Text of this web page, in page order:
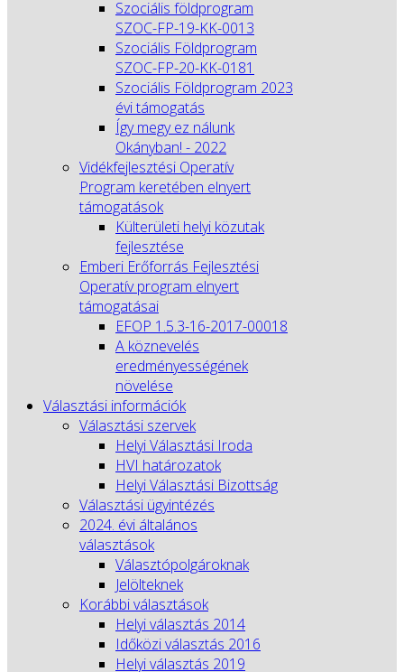
Szociális földprogram
SZOC-FP-19-KK-0013
Szociális Földprogram
SZOC-FP-20-KK-0181
Szociális Földprogram 2023
évi támogatás
Így megy ez nálunk
Okányban! - 2022
Vidékfejlesztési Operatív
Program keretében elnyert
támogatások
Külterületi helyi közutak
fejlesztése
Emberi Erőforrás Fejlesztési
Operatív program elnyert
támogatásai
EFOP 1.5.3-16-2017-00018
A köznevelés
eredményességének
növelése
Választási információk
Választási szervek
Helyi Választási Iroda
HVI határozatok
Helyi Választási Bizottság
Választási ügyintézés
2024. évi általános
választások
Választópolgároknak
Jelölteknek
Korábbi választások
Helyi választás 2014
Időközi választás 2016
Helyi választás 2019